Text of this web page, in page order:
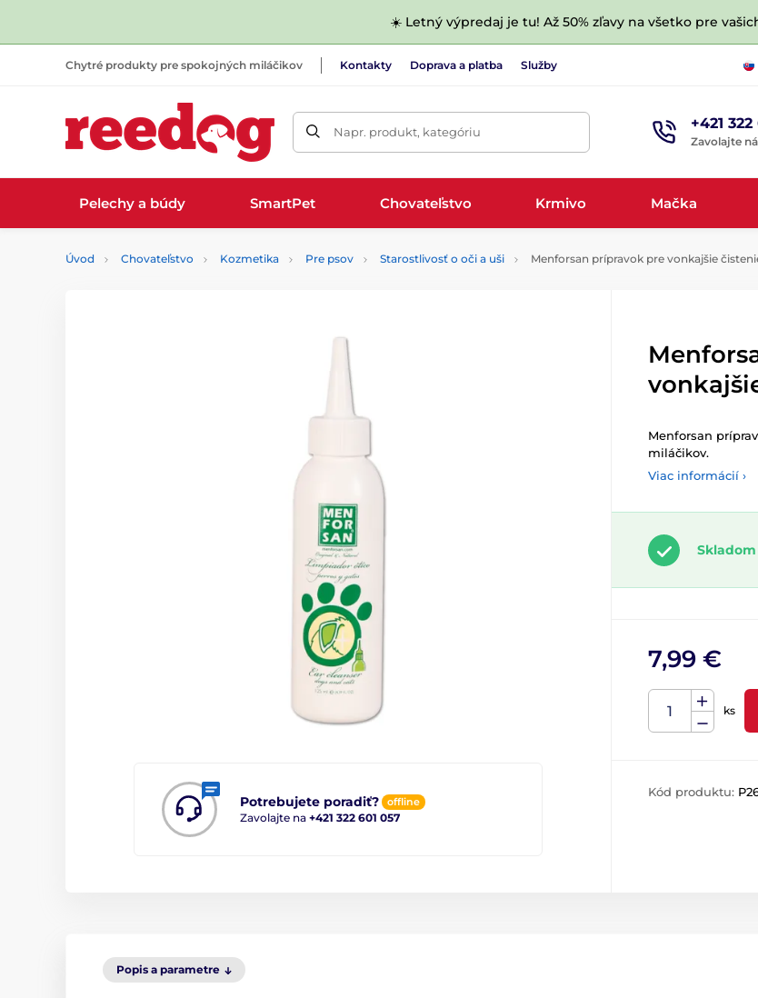
☀️ Letný výpredaj je tu! Až 50% zľavy na všetko pre
Chytré produkty pre spokojných miláčikov Kontakty Doprava a platba Služby
Napr. produkt, kategóriu +421
Zavolajte
Pelechy a búdy SmartPet Chovateľstvo Krmivo Mačka
Úvod Chovateľstvo Kozmetika Pre psov Starostlivosť o oči a uši Menforsan prípravok pre vonkajšie
Potrebujete poradiť? offline
Zavolajte na +421 322 601 057
Menforsan
miláčikov.
Viac informácií ›
Skladom
7,99 €
ks
Kód produktu:
Popis a parametre